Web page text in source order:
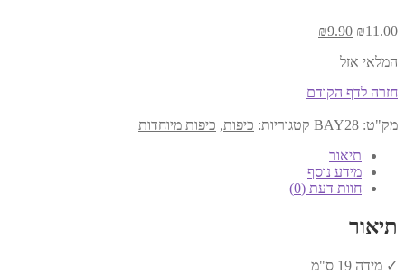
₪11.00
המחיר
היה:
₪9.90
המלאי אזל
חזרה לדף הקודם
מק"ט: BAY28 קטגוריות: כיפות, כיפות מיוחדות
תיאור
מידע נוסף
חוות דעת (0)
תיאור
✓ מידה 19 ס"מ